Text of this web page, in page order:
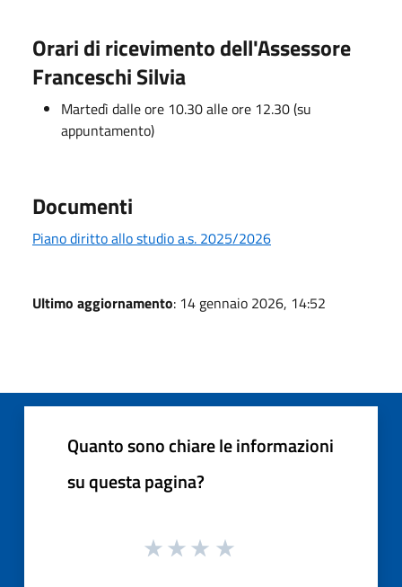
Orari di ricevimento dell'Assessore
Franceschi Silvia
Martedì dalle ore 10.30 alle ore 12.30 (su
appuntamento)
Documenti
Piano diritto allo studio a.s. 2025/2026
Ultimo aggiornamento: 14 gennaio 2026, 14:52
Quanto sono chiare le informazioni
su questa pagina?